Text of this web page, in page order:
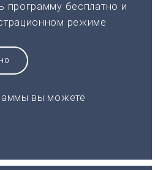
программу бесплатно и
режиме
вы можете